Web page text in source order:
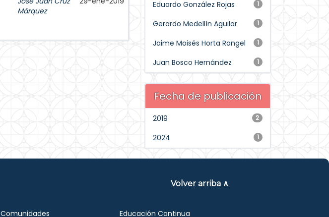
Márquez
1
Eduardo González Rojas
1
Gerardo Medellín Aguilar
1
Jaime Moisés Horta Rangel
1
Juan Bosco Hernández
Fecha de publicación
2
2019
1
2024
Volver arriba ∧
Comunidades Educación Continua